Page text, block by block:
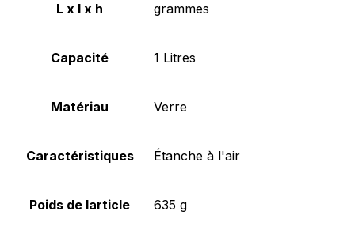
L x l x h grammes
Capacité ‎1 Litres
Matériau ‎Verre
Caractéristiques ‎Étanche à l'air
Poids de larticle ‎635 g